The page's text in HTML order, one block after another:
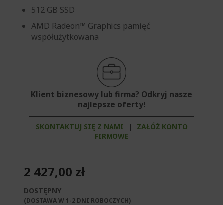
512 GB SSD
AMD Radeon™ Graphics pamięć
współużytkowana
Klient biznesowy lub firma? Odkryj nasze
najlepsze oferty!
SKONTAKTUJ SIĘ Z NAMI |
ZAŁÓŻ KONTO
FIRMOWE
2 427,00 zł
DOSTĘPNY
(DOSTAWA W 1-2 DNI ROBOCZYCH)​